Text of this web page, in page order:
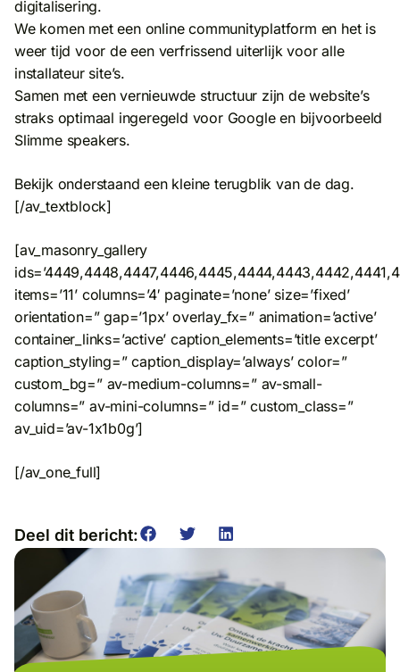
digitalisering.
We komen met een online communityplatform en het is
weer tijd voor de een verfrissend uiterlijk voor alle
installateur site’s.
Samen met een vernieuwde structuur zijn de website’s
straks optimaal ingeregeld voor Google en bijvoorbeeld
Slimme speakers.
Bekijk onderstaand een kleine terugblik van de dag.
[/av_textblock]
[av_masonry_gallery
items=’11’ columns=’4′ paginate=’none’ size=’fixed’
orientation=” gap=’1px’ overlay_fx=” animation=’active’
container_links=’active’ caption_elements=’title excerpt’
caption_styling=” caption_display=’always’ color=”
custom_bg=” av-medium-columns=” av-small-
columns=” av-mini-columns=” id=” custom_class=”
av_uid=’av-1x1b0g’]
[/av_one_full]
Deel dit bericht: